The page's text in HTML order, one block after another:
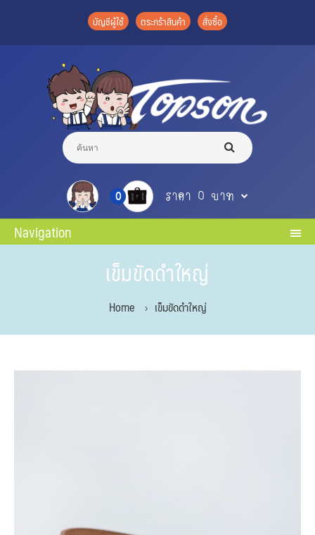
บัญชีผู้ใช้ ตระกร้าสินค้า สั่งซื้อ
0 ราคา 0 บาท
Navigation
เข็มขัดดำใหญ่
Home เข็มขัดดำใหญ่